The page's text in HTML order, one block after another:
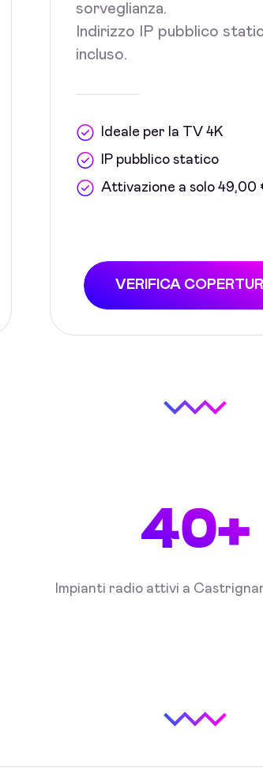
sorveglianza.
Indirizzo IP pubblico
incluso.
Ideale per la TV 4K
IP pubblico statico
Attivazione a solo 49,00
VERIFICA
40+
Impianti radio attivi a